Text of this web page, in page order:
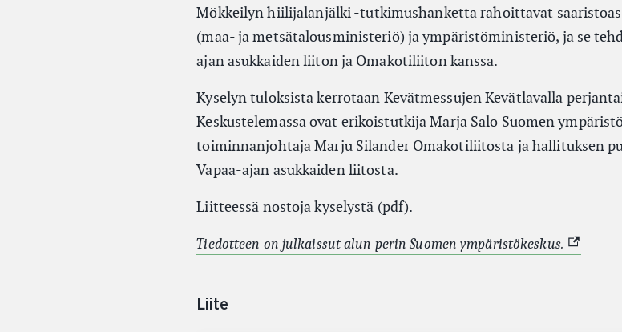
Mökkeilyn hiilijalanjälki -tutkimushanketta rahoittavat
(maa- ja metsätalousministeriö) ja ympäristöministeriö, ja se
ajan asukkaiden liiton ja Omakotiliiton kanssa.
Kyselyn tuloksista kerrotaan Kevätmessujen Kevätlavalla
Keskustelemassa ovat erikoistutkija Marja Salo Suomen
toiminnanjohtaja Marju Silander Omakotiliitosta ja hallituksen
Vapaa-ajan asukkaiden liitosta.
Liitteessä nostoja kyselystä (pdf).
Tiedotteen on julkaissut alun perin Suomen ympäristökeskus.
Liite